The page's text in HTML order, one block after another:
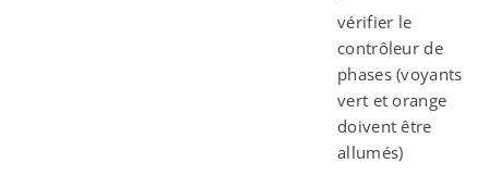
vérifier le
contrôleur de
phases (voyants
vert et orange
doivent être
allumés)